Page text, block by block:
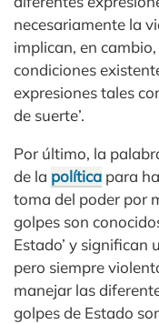
necesariamente la
implican, en
condiciones
expresiones tales
de suerte’.
Por último, la
de la política para
toma del poder por
golpes son
Estado’ y significan
pero siempre
manejar las
golpes de Estado